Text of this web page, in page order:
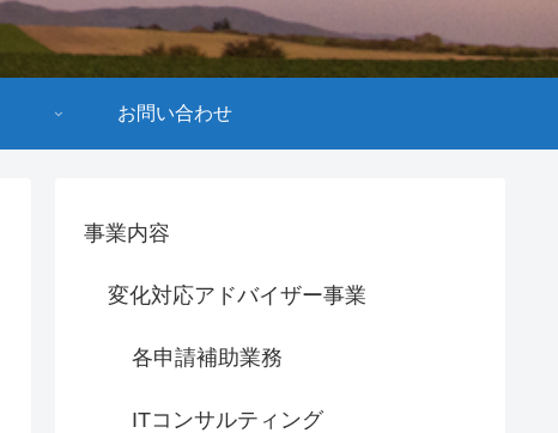
お問い合わせ
事業内容
変化対応アドバイザー事業
各申請補助業務
ITコンサルティング